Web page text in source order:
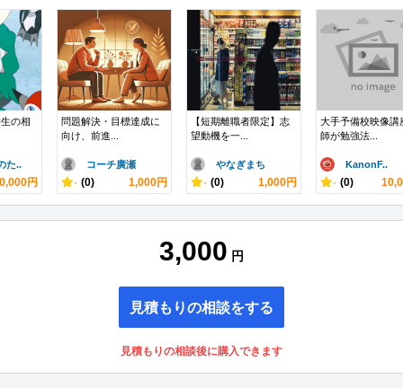
の相
た..
円
問題解決・目標達成に
向け、前進...
コーチ廣瀬
- (0) 1,000円
【短期離職者限定】志
望動機を一...
やなぎまち
- (0) 1,000円
大手予備校映像講
師が勉強法...
KanonF..
- (0)
3,000 円
見積もりの相談をする
見積もりの相談後に購入できます